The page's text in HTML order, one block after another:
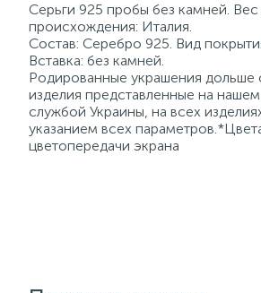
Серьги 925 пробы без камней.
происхождения: Италия.
Состав: Серебро 925. Вид
Вставка: без камней.
Родированные украшения дольше
изделия представленные на
службой Украины, на всех
указанием всех
цветопередачи экрана